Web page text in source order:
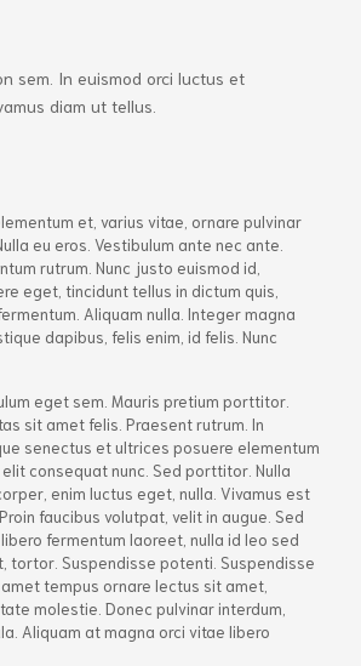
sem. In euismod orci luctus et
diam ut tellus.
et, varius vitae, ornare pulvinar
eu eros. Vestibulum ante nec ante.
rutrum. Nunc justo euismod id,
eget, tincidunt tellus in dictum quis,
Aliquam nulla. Integer magna
dapibus, felis enim, id felis. Nunc
eget sem. Mauris pretium porttitor.
sit amet felis. Praesent rutrum. In
senectus et ultrices posuere elementum
consequat nunc. Sed porttitor. Nulla
enim luctus eget, nulla. Vivamus est
faucibus volutpat, velit in augue. Sed
fermentum laoreet, nulla id leo sed
tortor. Suspendisse potenti. Suspendisse
tempus ornare lectus sit amet,
molestie. Donec pulvinar interdum,
Aliquam at magna orci vitae libero